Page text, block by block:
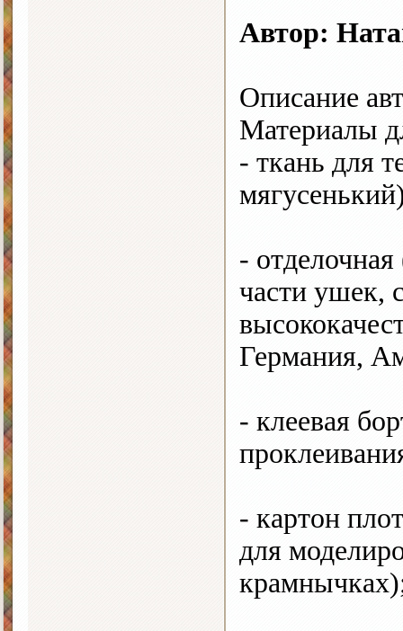
Автор:
Описание
Материалы
- ткань для
-
части ушек,
Германия,
- клеевая
- картон
для